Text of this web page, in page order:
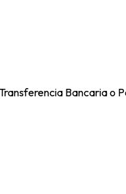
Bancaria o